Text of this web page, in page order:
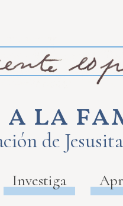
a la
de
Investiga